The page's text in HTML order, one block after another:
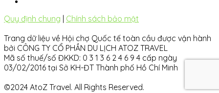
Quy định chung
Chính sách bảo mật
Trang dữ liệu về Hội chợ Quốc tế toàn cầu được vận hành
bởi CÔNG TY CỔ PHẦN DU LỊCH ATOZ TRAVEL
Mã số thuế/số ĐKKD: 0 3 1 3 6 2 4 6 9 4 cấp ngày
03/02/2016 tại Sở KH-ĐT Thành phố Hồ Chí Minh
©2024 AtoZ Travel. All Rights Reserved.